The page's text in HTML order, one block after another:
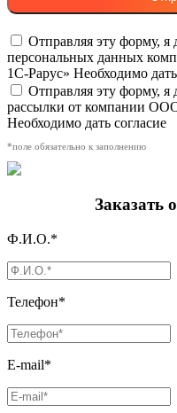
Отправляя эту форму, я
персональных данных
1С-Рарус» Необходимо
Отправляя эту форму, я
рассылки от компании
Необходимо дать согласие
*поле обязательно к заполнению
Заказать
Ф.И.О.*
Телефон*
E-mail*